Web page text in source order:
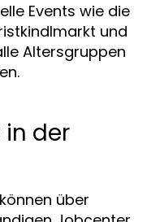
Events wie die
und
Altersgruppen
der
über